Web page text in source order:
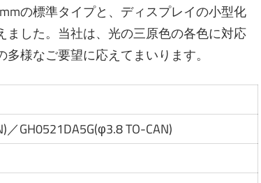
の標準タイプと、ディスプレイの小型化
した。当社は、光の三原色の各色に対応
様なご要望に応えてまいります。
／GH0521DA5G(φ3.8 TO-CAN)